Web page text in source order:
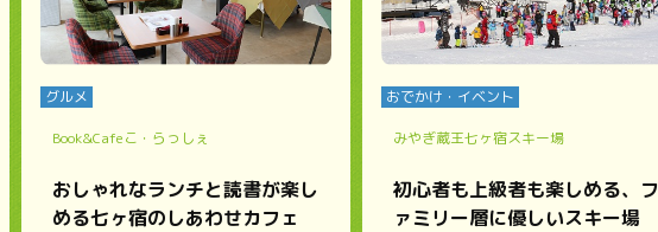
グルメ
Book&Cafeこ・らっしぇ
おしゃれなランチと読書が楽し
める七ヶ宿のしあわせカフェ
おでかけ・イベント
みやぎ蔵王七ヶ宿スキー場
初心者も上級者も楽しめる、フ
ァミリー層に優しいスキー場